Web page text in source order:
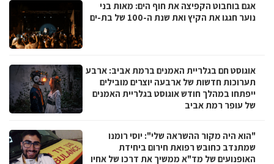
אגם בוחבוט הקפיצה את חוף הים: מאות בני
נוער חגגו את הקיץ ואת שנת ה-100 של בת-ים
אוגוסט חם בגלריית האמנים ברמת אביב: ארבע
תערוכות חדשות של ארבעה יוצרים מובילים
ייפתחו במהלך חודש אוגוסט בגלריית האמנים
של עופר רמת אביב
"הוא היה מקור ההשראה שלי": יוסי רומנו
שמתנדב כחובש רפואת חירום ביחידת
האופנועים של מד"א ממשיך את דרכו של אחיו